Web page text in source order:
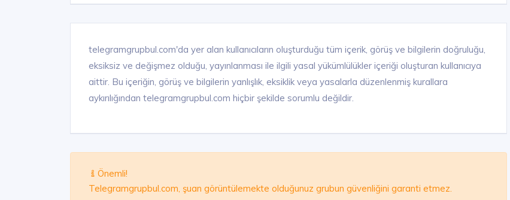
telegramgrupbul.com'da yer alan kullanıcıların oluşturduğu tüm içerik, görüş ve bilgilerin doğruluğu,
eksiksiz ve değişmez olduğu, yayınlanması ile ilgili yasal yükümlülükler içeriği oluşturan kullanıcıya
aittir. Bu içeriğin, görüş ve bilgilerin yanlışlık, eksiklik veya yasalarla düzenlenmiş kurallara
aykırılığından telegramgrupbul.com hiçbir şekilde sorumlu değildir.
Önemli!
Telegramgrupbul.com, şuan görüntülemekte olduğunuz grubun güvenliğini garanti etmez.